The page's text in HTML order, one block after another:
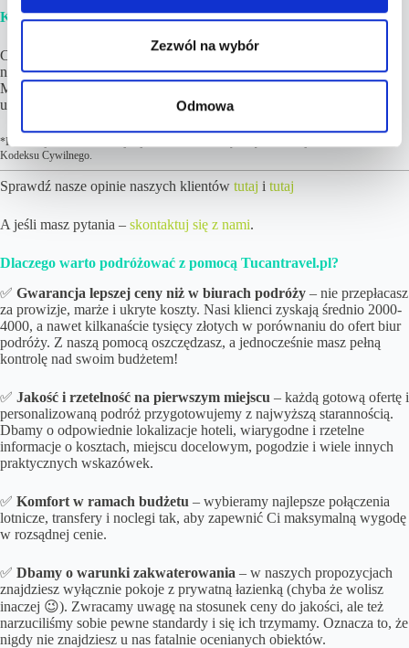
Zezwól na wybór
Odmowa
Krok 4.Ciesz się z nadchodzących wakacji! 😉
Cena podróży wzrosła więcej niż 10% od wskazanej w ofercie? Nic
nie tracisz! W pierwszej kolejności i tak Cię o tym poinformujemy.
Możesz skorzystać z możliwości zwrotu środków za zamówioną
usługę. Więcej kluczowych informacjitutaj
*Informacje zawarte na niniejszej stronie nie stanowią oferty handlowej w rozumieniu art. 66
Kodeksu Cywilnego.
Sprawdź nasze opinie naszych klientów tutaj i tutaj
A jeśli masz pytania – skontaktuj się z nami.
Dlaczego warto podróżować z pomocą Tucantravel.pl?
✅ Gwarancja lepszej ceny niż w biurach podróży – nie przepłacasz
za prowizje, marże i ukryte koszty. Nasi klienci zyskają średnio 2000-
4000, a nawet kilkanaście tysięcy złotych w porównaniu do ofert biur
podróży. Z naszą pomocą oszczędzasz, a jednocześnie masz pełną
kontrolę nad swoim budżetem!
✅ Jakość i rzetelność na pierwszym miejscu – każdą gotową ofertę i
personalizowaną podróż przygotowujemy z najwyższą starannością.
Dbamy o odpowiednie lokalizacje hoteli, wiarygodne i rzetelne
informacje o kosztach, miejscu docelowym, pogodzie i wiele innych
praktycznych wskazówek.
✅ Komfort w ramach budżetu – wybieramy najlepsze połączenia
lotnicze, transfery i noclegi tak, aby zapewnić Ci maksymalną wygodę
w rozsądnej cenie.
✅ Dbamy o warunki zakwaterowania – w naszych propozycjach
znajdziesz wyłącznie pokoje z prywatną łazienką (chyba że wolisz
inaczej 😉). Zwracamy uwagę na stosunek ceny do jakości, ale też
narzuciliśmy sobie pewne standardy i się ich trzymamy. Oznacza to, że
nigdy nie znajdziesz u nas fatalnie ocenianych obiektów.